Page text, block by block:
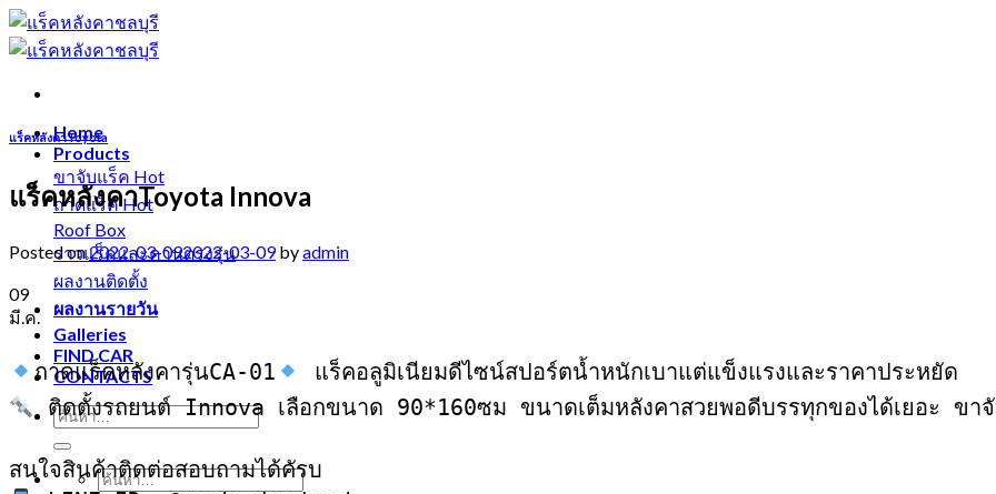
Skip
to
content
Home
Products
ขาจับแร็ค
ถาดแร็ค
Roof Box
ราวแร็คและคานตรงรุ่น
ผลงานติดตั้ง
ผลงานรายวัน
Galleries
FIND CAR
CONTACTS
แร็คหลังคาToyota
แร็คหลังคาToyota Innova
Posted on2022-03-092022-03-09byadmin
09
มี.ค.
ถาดแร็คหลังคารุ่นCA-01
ติดตั้งรถยนต์ Innova เลือกขนาด 90*160ซม ขนาดเต็มหลังคาสวยพอดีบรรทุกของได้เยอะ ขาจั